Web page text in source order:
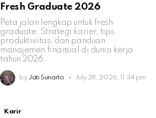
Fresh Graduate 2026
Peta jalan lengkap untuk fresh
graduate: Strategi karier, tips
produktivitas, dan panduan
manajemen finansial di dunia kerja
tahun 2026.
by Jati Sunarto July 28, 2026, 11:34 pm
Karir